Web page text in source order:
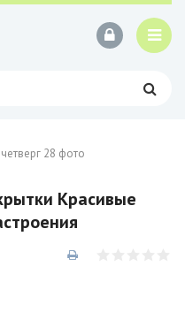
28 фото
Красивые